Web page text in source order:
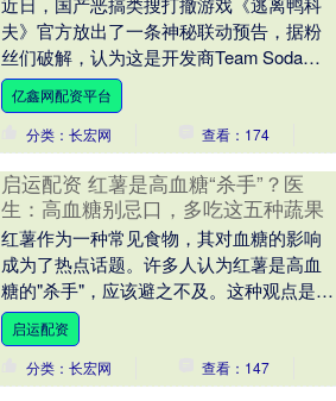
夫》官方放出了一条神秘联动预告，据粉
丝们破解，认为这是开发商Team Soda暗
示将与游戏原型《逃离塔科夫》进行联
动。 在《....
亿鑫网配资平台
分类：长宏网
查看：174
启运配资 红薯是高血糖“杀手”？医
生：高血糖别忌口，多吃这五种蔬果
红薯作为一种常见食物，其对血糖的影响
成为了热点话题。许多人认为红薯是高血
糖的"杀手"，应该避之不及。这种观点是否
正确？事实上，血糖管理并非简单地避开
某些食物，而....
启运配资
分类：长宏网
查看：147